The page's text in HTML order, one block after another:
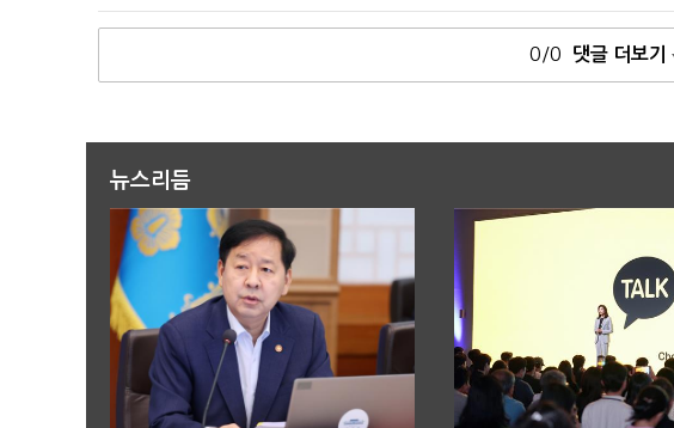
0/0 댓글 더보기
뉴스리듬